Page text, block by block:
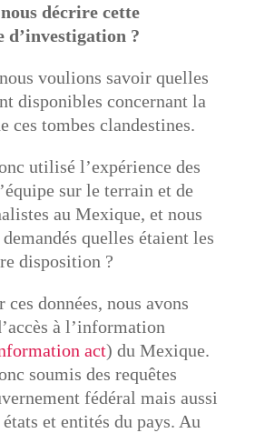
décrire cette
d’investigation ?
voulions savoir quelles
disponibles concernant la
ces tombes clandestines.
utilisé l’expérience des
sur le terrain et de
au Mexique, et nous
quelles étaient les
disposition ?
données, nous avons
à l’information
act) du Mexique.
soumis des requêtes
fédéral mais aussi
et entités du pays. Au